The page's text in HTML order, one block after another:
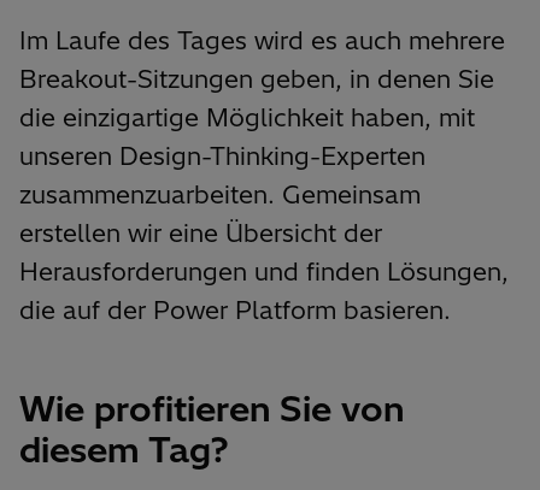
Im Laufe des Tages wird es auch mehrere
Breakout-Sitzungen geben, in denen Sie
die einzigartige Möglichkeit haben, mit
unseren Design-Thinking-Experten
zusammenzuarbeiten. Gemeinsam
erstellen wir eine Übersicht der
Herausforderungen und finden Lösungen,
die auf der Power Platform basieren.
Wie profitieren Sie von
diesem Tag?